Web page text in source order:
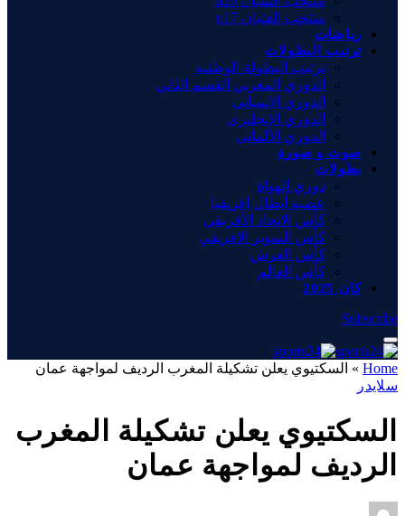
منتخب الفتيان u17
رياضات
ترتيب البطولات
ترتيب البطولة الوطنية
الدوري المغربي القسم الثاني
الدوري الإسباني
الدوري الإنجليزي
الدوري الألماني
صوت و صورة
بطولات
دوري الهواة
عصبة أبطال إفريقيا
كأس الاتحاد الأفريقي
كأس السوبر الإفريقي
كأس العرش
كأس العالم
كان 2025
Subscribe
Home
» السكتيوي يعلن تشكيلة المغرب الرديف لمواجهة عمان
سلايدر
السكتيوي يعلن تشكيلة المغرب
الرديف لمواجهة عمان